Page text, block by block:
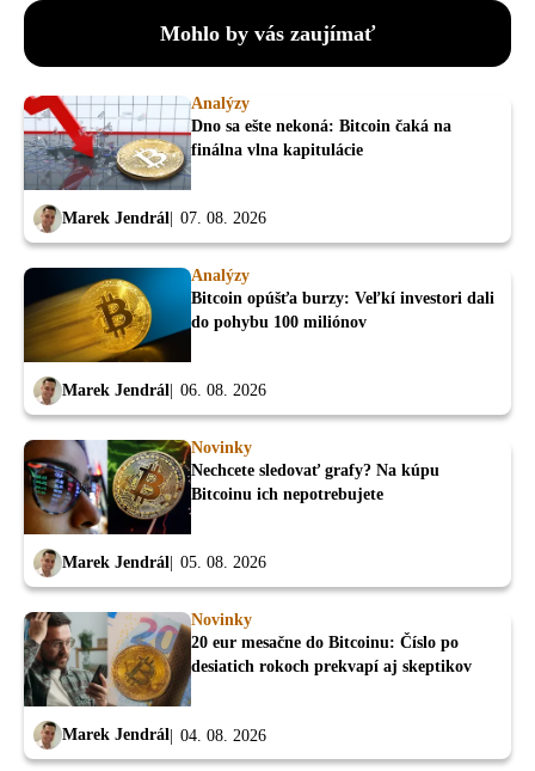
Mohlo by vás zaujímať
Analýzy
Dno sa ešte nekoná: Bitcoin čaká na
finálna vlna kapitulácie
Marek Jendrál 07. 08. 2026
Analýzy
Bitcoin opúšťa burzy: Veľkí investori dali
do pohybu 100 miliónov
Marek Jendrál 06. 08. 2026
Novinky
Nechcete sledovať grafy? Na kúpu
Bitcoinu ich nepotrebujete
Marek Jendrál 05. 08. 2026
Novinky
20 eur mesačne do Bitcoinu: Číslo po
desiatich rokoch prekvapí aj skeptikov
Marek Jendrál 04. 08. 2026